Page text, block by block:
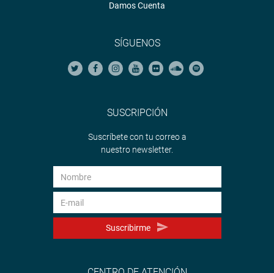
Damos Cuenta
SÍGUENOS
SUSCRIPCIÓN
Suscríbete con tu correo a
nuestro newsletter.
Suscribirme